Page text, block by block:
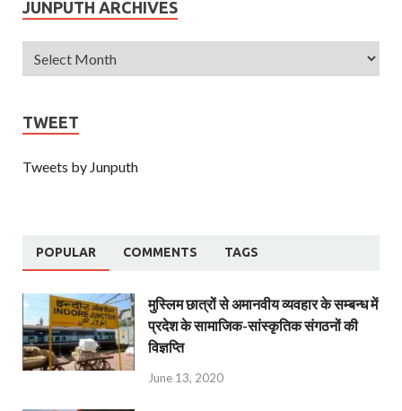
JUNPUTH ARCHIVES
TWEET
Tweets by Junputh
POPULAR COMMENTS TAGS
मुस्लिम छात्रों से अमानवीय व्यवहार के सम्बन्ध में
प्रदेश के सामाजिक-सांस्कृतिक संगठनों की
विज्ञप्ति
June 13, 2020